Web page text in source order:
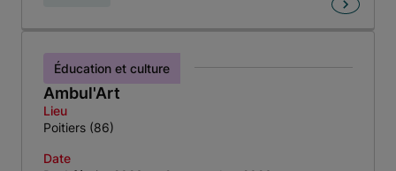
Ambul'Art
Éducation et culture
Lieu
Poitiers (86)
Date